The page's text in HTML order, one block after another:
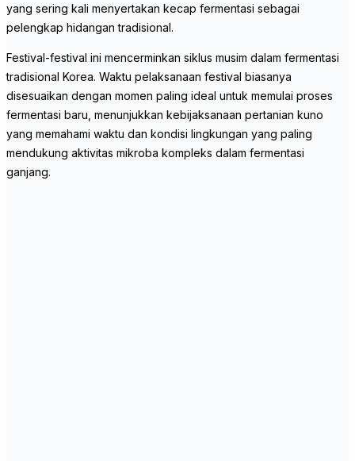
yang sering kali menyertakan kecap fermentasi sebagai
pelengkap hidangan tradisional.
Festival-festival ini mencerminkan siklus musim dalam fermentasi
tradisional Korea. Waktu pelaksanaan festival biasanya
disesuaikan dengan momen paling ideal untuk memulai proses
fermentasi baru, menunjukkan kebijaksanaan pertanian kuno
yang memahami waktu dan kondisi lingkungan yang paling
mendukung aktivitas mikroba kompleks dalam fermentasi
ganjang.